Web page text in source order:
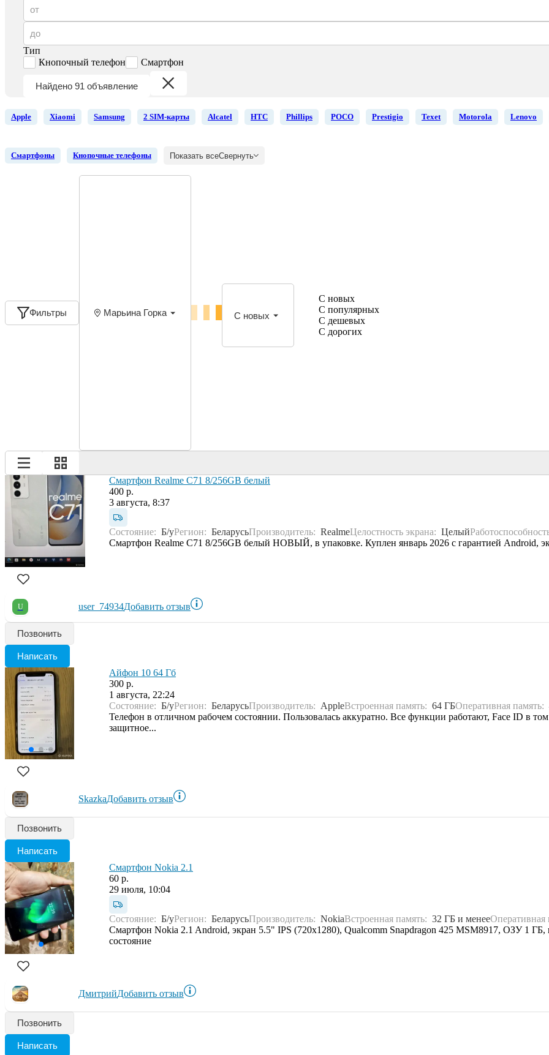
Тип
Кнопочный телефон
Смартфон
Найдено 91 объявление
Apple Xiaomi Samsung 2 SIM-карты Alcatel HTC Phillips POCO Prestigio Texet Motorola Lenovo
Смартфоны Кнопочные телефоны Показать всеСвернуть
Фильтры Марьина Горка С новых
С новых
С популярных
С дешевых
С дорогих
Смартфон Realme C71 8/256GB белый
400 р.
3 августа, 8:37
Состояние: Б/уРегион: БеларусьПроизводитель: RealmeЦелостность экрана: Целый
Смартфон Realme C71 8/256GB белый НОВЫЙ, в упаковке. Куплен январь 2026 с гарантией Android,
U user_74934Добавить отзыв
Позвонить
Написать
Айфон 10 64 Гб
300 р.
1 августа, 22:24
Состояние: Б/уРегион: БеларусьПроизводитель: AppleВстроенная память: 64 ГБОперативная память:
Телефон в отличном рабочем состоянии. Пользовалась аккуратно. Все функции работают, Face ID в
защитное...
SkazkaДобавить отзыв
Позвонить
Написать
Смартфон Nokia 2.1
60 р.
29 июля, 10:04
Состояние: Б/уРегион: БеларусьПроизводитель: NokiaВстроенная память: 32 ГБ и менееОперативная
Смартфон Nokia 2.1 Android, экран 5.5" IPS (720x1280), Qualcomm Snapdragon 425 MSM8917, ОЗУ 1
состояние
ДмитрийДобавить отзыв
Позвонить
Написать